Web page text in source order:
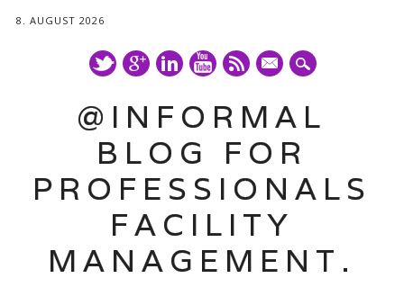
8. AUGUST 2026
mail
@INFORMAL
BLOG FOR
PROFESSIONALS
FACILITY
MANAGEMENT.